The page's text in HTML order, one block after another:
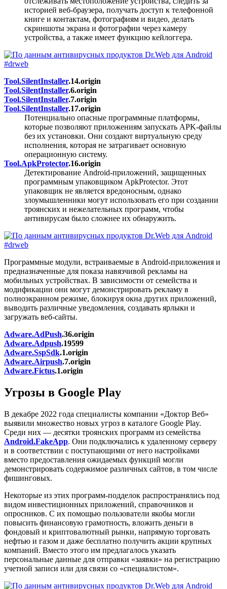
историей веб-браузера, получать доступ к телефонной
книге и контактам, фотографиям и видео, делать
скриншоты экрана и фотографии через камеру
устройства, а также имеет функцию кейлоггера.
Tool.SilentInstaller.14.origin
Tool.SilentInstaller.6.origin
Tool.SilentInstaller.7.origin
Tool.SilentInstaller.17.origin
Потенциально опасные программные платформы,
которые позволяют приложениям запускать APK-файлы
без их установки. Они создают виртуальную среду
исполнения, которая не затрагивает основную
операционную систему.
Tool.ApkProtector.16.origin
Детектирование Android-приложений, защищенных
программным упаковщиком ApkProtector. Этот
упаковщик не является вредоносным, однако
злоумышленники могут использовать его при создании
троянских и нежелательных программ, чтобы
антивирусам было сложнее их обнаружить.
Программные модули, встраиваемые в Android-приложения и
предназначенные для показа навязчивой рекламы на
мобильных устройствах. В зависимости от семейства и
модификации они могут демонстрировать рекламу в
полноэкранном режиме, блокируя окна других приложений,
выводить различные уведомления, создавать ярлыки и
загружать веб-сайты.
Adware.AdPush.36.origin
Adware.Adpush.19599
Adware.SspSdk.1.origin
Adware.Airpush.7.origin
Adware.Fictus.1.origin
Угрозы в Google Play
В декабре 2022 года специалисты компании «Доктор Веб»
выявили множество новых угроз в каталоге Google Play.
Среди них — десятки троянских программ из семейства
Android.FakeApp. Они подключались к удаленному серверу
и в соответствии с поступающими от него настройками
вместо предоставления ожидаемых функций могли
демонстрировать содержимое различных сайтов, в том числе
фишинговых.
Некоторые из этих программ-подделок распространялись под
видом инвестиционных приложений, справочников и
опросников. С их помощью пользователи якобы могли
повысить финансовую грамотность, вложить деньги в
фондовый и криптовалютный рынки, напрямую торговать
нефтью и газом и даже бесплатно получить акции крупных
компаний. Вместо этого им предлагалось указать
персональные данные для отправки «заявки» на регистрацию
учетной записи или для связи со «специалистом».